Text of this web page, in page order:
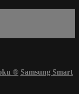
® Samsung Smart